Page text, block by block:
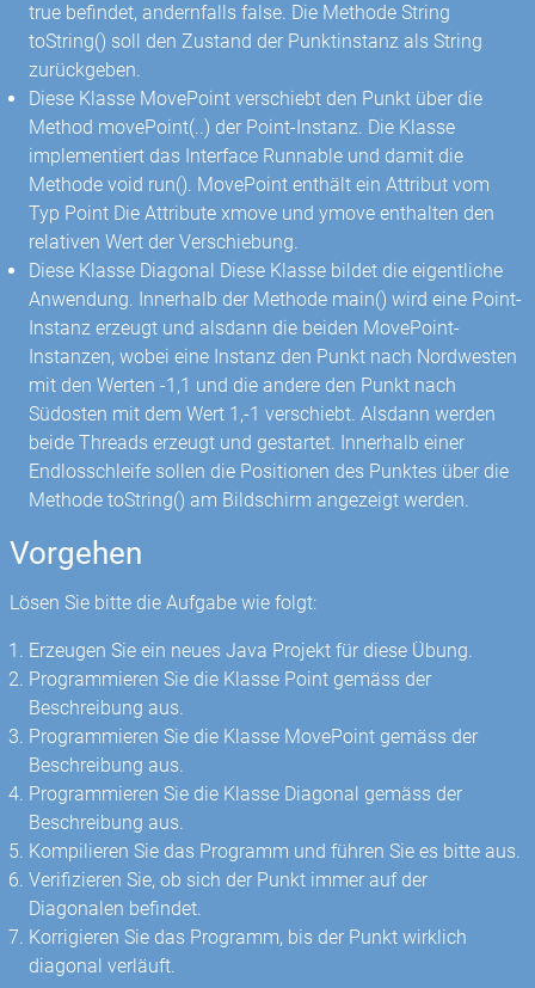
true befindet, andernfalls false. Die Methode String
toString() soll den Zustand der Punktinstanz als String
zurückgeben.
Diese Klasse MovePoint verschiebt den Punkt über die
Method movePoint(..) der Point-Instanz. Die Klasse
implementiert das Interface Runnable und damit die
Methode void run(). MovePoint enthält ein Attribut vom
Typ Point Die Attribute xmove und ymove enthalten den
relativen Wert der Verschiebung.
Diese Klasse Diagonal Diese Klasse bildet die eigentliche
Anwendung. Innerhalb der Methode main() wird eine Point-
Instanz erzeugt und alsdann die beiden MovePoint-
Instanzen, wobei eine Instanz den Punkt nach Nordwesten
mit den Werten -1,1 und die andere den Punkt nach
Südosten mit dem Wert 1,-1 verschiebt. Alsdann werden
beide Threads erzeugt und gestartet. Innerhalb einer
Endlosschleife sollen die Positionen des Punktes über die
Methode toString() am Bildschirm angezeigt werden.
Vorgehen
Lösen Sie bitte die Aufgabe wie folgt:
Erzeugen Sie ein neues Java Projekt für diese Übung.
Programmieren Sie die Klasse Point gemäss der
Beschreibung aus.
Programmieren Sie die Klasse MovePoint gemäss der
Beschreibung aus.
Programmieren Sie die Klasse Diagonal gemäss der
Beschreibung aus.
Kompilieren Sie das Programm und führen Sie es bitte aus.
Verifizieren Sie, ob sich der Punkt immer auf der
Diagonalen befindet.
Korrigieren Sie das Programm, bis der Punkt wirklich
diagonal verläuft.